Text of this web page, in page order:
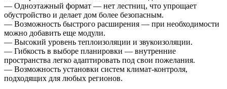
— Одноэтажный формат — нет лестниц, что упрощает
обустройство и делает дом более безопасным.
— Возможность быстрого расширения — при необходимости
можно добавить еще модули.
— Высокий уровень теплоизоляции и звукоизоляции.
— Гибкость в выборе планировки — внутренние
пространства легко адаптировать под свои пожелания.
— Возможность установки систем климат-контроля,
подходящих для любых регионов.